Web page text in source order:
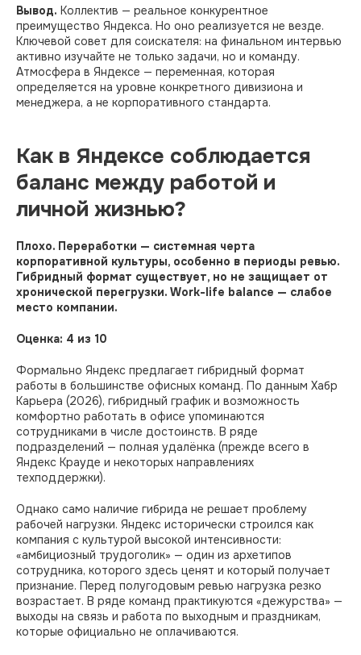
Вывод. Коллектив — реальное конкурентное
преимущество Яндекса. Но оно реализуется не везде.
Ключевой совет для соискателя: на финальном интервью
активно изучайте не только задачи, но и команду.
Атмосфера в Яндексе — переменная, которая
определяется на уровне конкретного дивизиона и
менеджера, а не корпоративного стандарта.
Как в Яндексе соблюдается
баланс между работой и
личной жизнью?
Плохо. Переработки — системная черта
корпоративной культуры, особенно в периоды ревью.
Гибридный формат существует, но не защищает от
хронической перегрузки. Work-life balance — слабое
место компании.
Оценка: 4 из 10
Формально Яндекс предлагает гибридный формат
работы в большинстве офисных команд. По данным Хабр
Карьера (2026), гибридный график и возможность
комфортно работать в офисе упоминаются
сотрудниками в числе достоинств. В ряде
подразделений — полная удалёнка (прежде всего в
Яндекс Крауде и некоторых направлениях
техподдержки).
Однако само наличие гибрида не решает проблему
рабочей нагрузки. Яндекс исторически строился как
компания с культурой высокой интенсивности:
«амбициозный трудоголик» — один из архетипов
сотрудника, которого здесь ценят и который получает
признание. Перед полугодовым ревью нагрузка резко
возрастает. В ряде команд практикуются «дежурства» —
выходы на связь и работа по выходным и праздникам,
которые официально не оплачиваются.